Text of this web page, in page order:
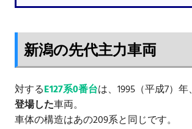
新潟の先代主力車両
対するE127系0番台は、1995（平成7）年、
登場した車両。
車体の構造はあの209系と同じです。